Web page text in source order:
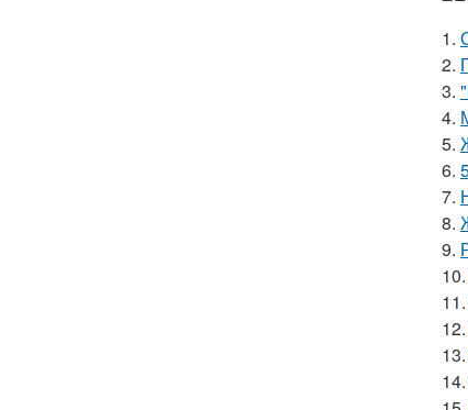
1.
2.
3.
4.
5.
6.
7.
8.
9.
10.
11.
12.
13.
14.